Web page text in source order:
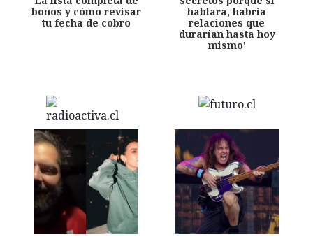
bonos y cómo revisar
tu fecha de cobro
hablara, habría
relaciones que
durarían hasta hoy
mismo'